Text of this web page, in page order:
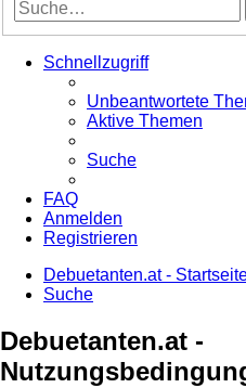
Schnellzugriff
Unbeantwortete
Aktive Themen
Suche
FAQ
Anmelden
Registrieren
Debuetanten.at -
Suche
Debuetanten.at -